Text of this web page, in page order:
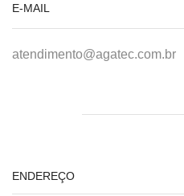
E-MAIL
atendimento@agatec.com.br
ENDEREÇO